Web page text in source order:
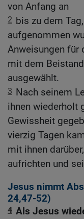
von Anfang an
2 bis zu dem
aufgenommen
Anweisungen für
mit dem
ausgewählt.
3 Nach seinem
ihnen wiederholt
Gewissheit
vierzig Tagen
mit ihnen
aufrichten und
Jesus nimmt
24,47-52)
4 Als Jesus